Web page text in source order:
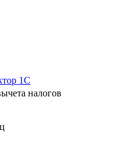
1С
налогов